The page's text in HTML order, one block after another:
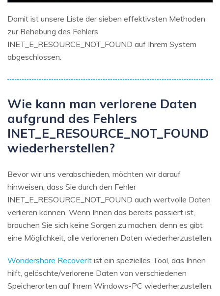
Damit ist unsere Liste der sieben effektivsten Methoden
zur Behebung des Fehlers
INET_E_RESOURCE_NOT_FOUND auf Ihrem System
abgeschlossen.
Wie kann man verlorene Daten
aufgrund des Fehlers
INET_E_RESOURCE_NOT_FOUND
wiederherstellen?
Bevor wir uns verabschieden, möchten wir darauf
hinweisen, dass Sie durch den Fehler
INET_E_RESOURCE_NOT_FOUND auch wertvolle Daten
verlieren können. Wenn Ihnen das bereits passiert ist,
brauchen Sie sich keine Sorgen zu machen, denn es gibt
eine Möglichkeit, alle verlorenen Daten wiederherzustellen.
Wondershare RecoverIt ist ein spezielles Tool, das Ihnen
hilft, gelöschte/verlorene Daten von verschiedenen
Speicherorten auf Ihrem Windows-PC wiederherzustellen.